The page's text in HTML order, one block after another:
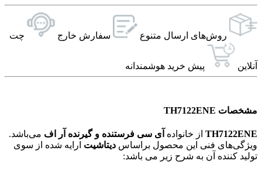
روش‌های ارسال‌ متنوع سفارش خارج چت
آنلاین پیش خرید هوشمندانه
مشخصات TH7122ENE
TH7122ENE از خانواده آی سی فرستنده و گیرنده آر اف می‌باشد.
ویژگی‌های فنی این محصول براساس دیتاشیت ارایه شده از سوی
تولید کننده آن به شرح زیر می باشد: